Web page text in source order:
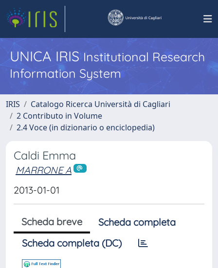
UNICA IRISInstitutional Research
Information System
IRIS
Catalogo Ricerca Università di Cagliari
2 Contributo in Volume
2.4 Voce (in dizionario o enciclopedia)
Caldi Emma
MARRONE A
2013-01-01
Scheda breve
Scheda completa
Scheda completa (DC)